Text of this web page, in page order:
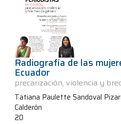
Radiografía de las
Ecuador
precarización, violencia y
Tatiana Paulette Sandoval
Calderón
20